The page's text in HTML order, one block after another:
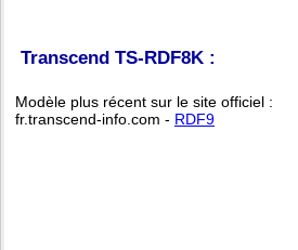
Transcend TS-RDF8K :
Modèle plus récent sur le site officiel :
fr.transcend-info.com - RDF9